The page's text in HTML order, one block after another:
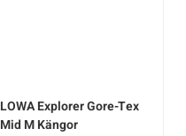
LOWAExplorer Gore-Tex
Mid M Kängor